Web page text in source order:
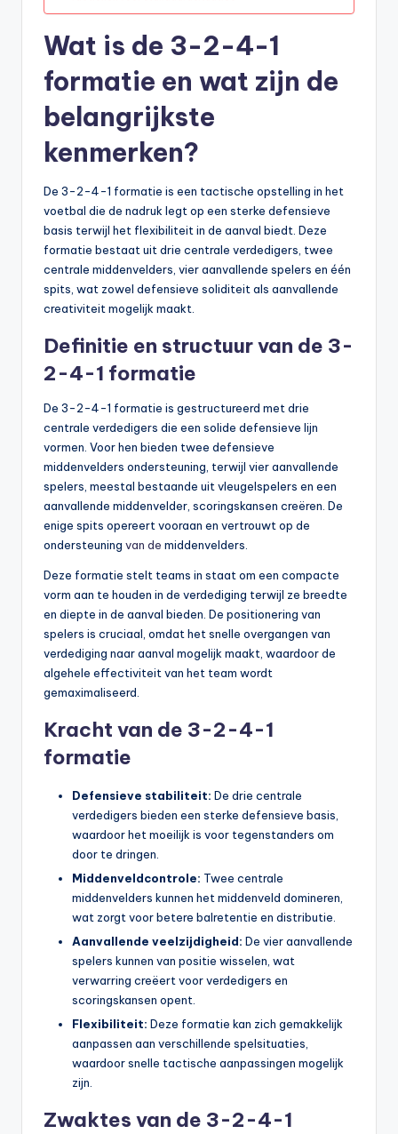
Wat is de 3-2-4-1
formatie en wat zijn de
belangrijkste
kenmerken?
De 3-2-4-1 formatie is een tactische opstelling in het
voetbal die de nadruk legt op een sterke defensieve
basis terwijl het flexibiliteit in de aanval biedt. Deze
formatie bestaat uit drie centrale verdedigers, twee
centrale middenvelders, vier aanvallende spelers en één
spits, wat zowel defensieve soliditeit als aanvallende
creativiteit mogelijk maakt.
Definitie en structuur van de 3-
2-4-1 formatie
De 3-2-4-1 formatie is gestructureerd met drie
centrale verdedigers die een solide defensieve lijn
vormen. Voor hen bieden twee defensieve
middenvelders ondersteuning, terwijl vier aanvallende
spelers, meestal bestaande uit vleugelspelers en een
aanvallende middenvelder, scoringskansen creëren. De
enige spits opereert vooraan en vertrouwt op de
ondersteuning van de middenvelders.
Deze formatie stelt teams in staat om een compacte
vorm aan te houden in de verdediging terwijl ze breedte
en diepte in de aanval bieden. De positionering van
spelers is cruciaal, omdat het snelle overgangen van
verdediging naar aanval mogelijk maakt, waardoor de
algehele effectiviteit van het team wordt
gemaximaliseerd.
Kracht van de 3-2-4-1
formatie
Defensieve stabiliteit: De drie centrale
verdedigers bieden een sterke defensieve basis,
waardoor het moeilijk is voor tegenstanders om
door te dringen.
Middenveldcontrole: Twee centrale
middenvelders kunnen het middenveld domineren,
wat zorgt voor betere balretentie en distributie.
Aanvallende veelzijdigheid: De vier aanvallende
spelers kunnen van positie wisselen, wat
verwarring creëert voor verdedigers en
scoringskansen opent.
Flexibiliteit: Deze formatie kan zich gemakkelijk
aanpassen aan verschillende spelsituaties,
waardoor snelle tactische aanpassingen mogelijk
zijn.
Zwaktes van de 3-2-4-1